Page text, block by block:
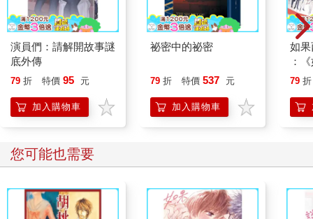
演員們：請解開故事謎
底外傳
79 折 特價 95 元
加入購物車
祕密中的祕密
79 折 特價 537 元
加入購物車
如
：
喵
79 折
您可能也需要